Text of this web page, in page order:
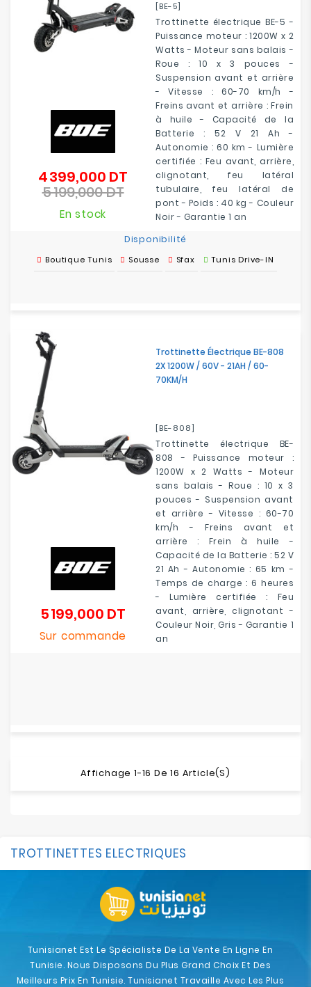
[BE-5]
Trottinette électrique BE-5 -
Puissance moteur : 1200W x 2
Watts - Moteur sans balais -
Roue : 10 x 3 pouces -
Suspension avant et arrière
- Vitesse : 60-70 km/h -
Freins avant et arrière : Frein
à huile - Capacité de la
Batterie : 52 V 21 Ah -
Autonomie : 60 km - Lumière
certifiée : Feu avant, arrière,
clignotant, feu latéral
tubulaire, feu latéral de
pont - Poids : 40 kg - Couleur
Noir - Garantie 1 an
4 399,000 DT
5 199,000 DTPrix
En stock
Disponibilité
Boutique Tunis Sousse Sfax Tunis Drive-IN
Trottinette Électrique BE-808
2X 1200W / 60V - 21AH / 60-
70KM/H
[BE-808]
Trottinette électrique BE-
808 - Puissance moteur :
1200W x 2 Watts - Moteur
sans balais - Roue : 10 x 3
pouces - Suspension avant
et arrière - Vitesse : 60-70
km/h - Freins avant et
arrière : Frein à huile -
Capacité de la Batterie : 52 V
21 Ah - Autonomie : 65 km -
Temps de charge : 6 heures
- Lumière certifiée : Feu
avant, arrière, clignotant -
Couleur Noir, Gris - Garantie 1
an
5 199,000 DT
Sur commande
Affichage 1-16 De 16 Article(s)
TROTTINETTES ELECTRIQUES
Tunisianet Est Le Spécialiste De La Vente En Ligne En
Tunisie. Nous Disposons Du Plus Grand Choix Et Des
Meilleurs Prix En Tunisie. Tunisianet Travaille Avec Les Plus